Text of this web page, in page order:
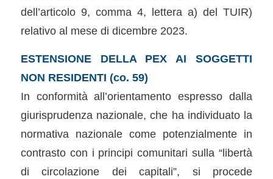
dell’articolo 9, comma 4, lettera a) del TUIR)
relativo al mese di dicembre 2023.
ESTENSIONE DELLA PEX AI SOGGETTI
NON RESIDENTI (co. 59)
In conformità all’orientamento espresso dalla
giurisprudenza nazionale, che ha individuato la
normativa nazionale come potenzialmente in
contrasto con i principi comunitari sulla “libertà
di circolazione dei capitali”, si procede